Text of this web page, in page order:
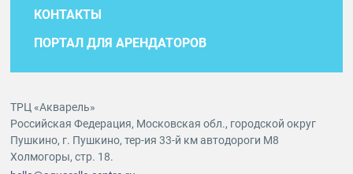
КОНТАКТЫ
ПОРТАЛ ДЛЯ АРЕНДАТОРОВ
ТРЦ «Акварель»
Российская Федерация, Московская обл., городской округ
Пушкино, г. Пушкино, тер-ия 33-й км автодороги М8
Холмогоры, стр. 18.